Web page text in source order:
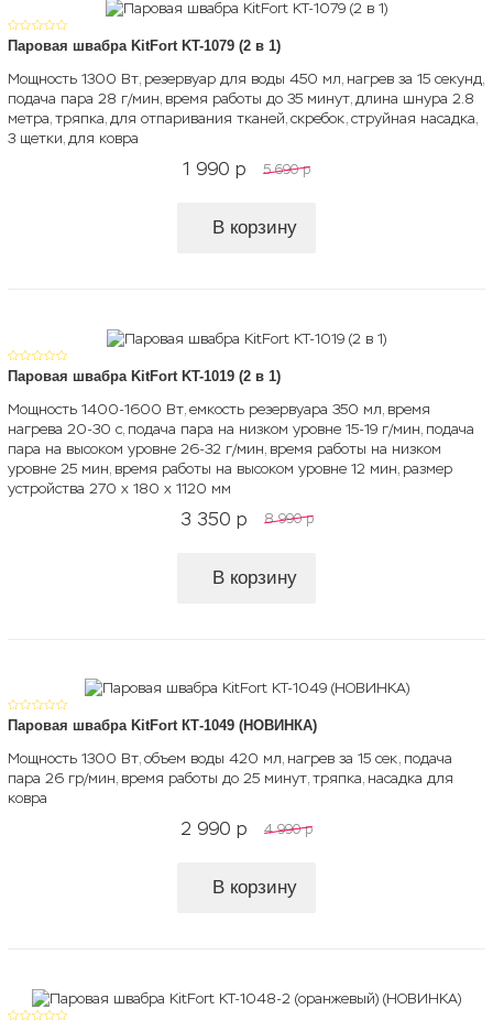
Паровая швабра KitFort KT-1079 (2 в 1)
Мощность 1300 Вт, резервуар для воды 450 мл, нагрев за 15 секунд,
подача пара 28 г/мин, время работы до 35 минут, длина шнура 2.8
метра, тряпка, для отпаривания тканей, скребок, струйная насадка,
3 щетки, для ковра
1 990 p 5 690 p
В корзину
Паровая швабра KitFort KT-1019 (2 в 1)
Мощность 1400-1600 Вт, емкость резервуара 350 мл, время
нагрева 20-30 с, подача пара на низком уровне 15-19 г/мин, подача
пара на высоком уровне 26-32 г/мин, время работы на низком
уровне 25 мин, время работы на высоком уровне 12 мин, размер
устройства 270 х 180 х 1120 мм
3 350 p 8 990 p
В корзину
Паровая швабра KitFort КТ-1049 (НОВИНКА)
Мощность 1300 Вт, объем воды 420 мл, нагрев за 15 сек, подача
пара 26 гр/мин, время работы до 25 минут, тряпка, насадка для
ковра
2 990 p 4 990 p
В корзину